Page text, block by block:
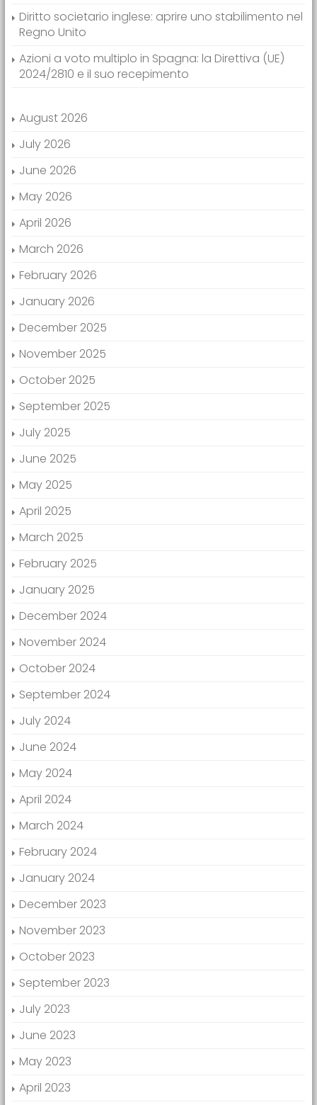
Diritto societario inglese: aprire uno stabilimento nel
Regno Unito
Azioni a voto multiplo in Spagna: la Direttiva (UE)
2024/2810 e il suo recepimento
August 2026
July 2026
June 2026
May 2026
April 2026
March 2026
February 2026
January 2026
December 2025
November 2025
October 2025
September 2025
July 2025
June 2025
May 2025
April 2025
March 2025
February 2025
January 2025
December 2024
November 2024
October 2024
September 2024
July 2024
June 2024
May 2024
April 2024
March 2024
February 2024
January 2024
December 2023
November 2023
October 2023
September 2023
July 2023
June 2023
May 2023
April 2023